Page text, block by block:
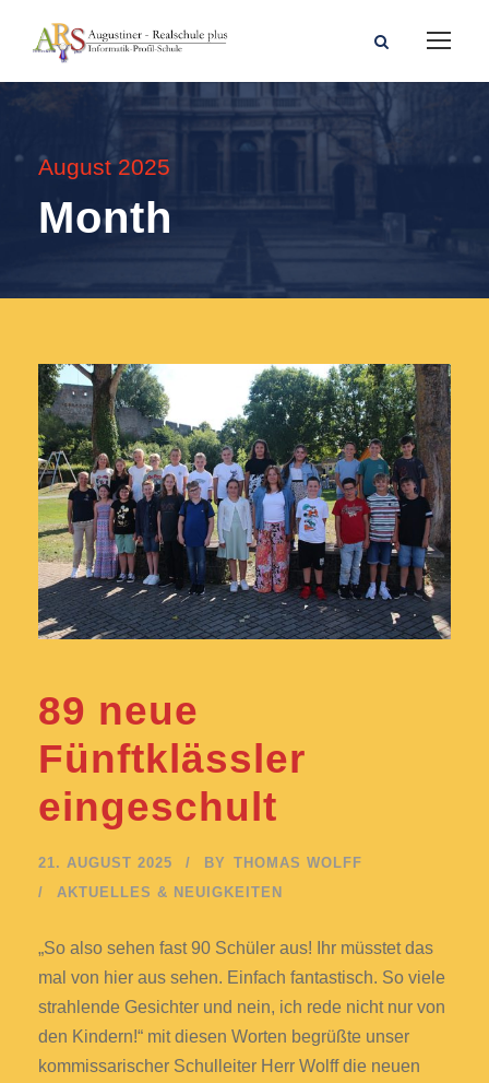
August 2025
Month
89 neue
Fünftklässler
eingeschult
21. AUGUST 2025 BY THOMAS WOLFF
AKTUELLES & NEUIGKEITEN
„So also sehen fast 90 Schüler aus! Ihr müsstet das
mal von hier aus sehen. Einfach fantastisch. So viele
strahlende Gesichter und nein, ich rede nicht nur von
den Kindern!“ mit diesen Worten begrüßte unser
kommissarischer Schulleiter Herr Wolff die neuen